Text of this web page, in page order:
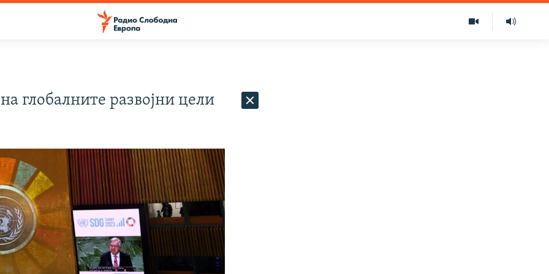
глобалните развојни цели